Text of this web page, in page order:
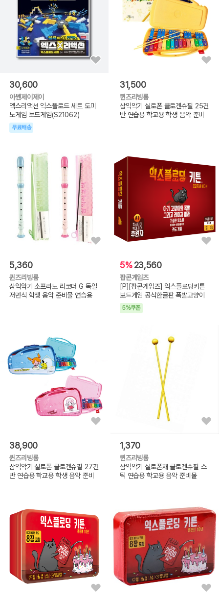
30,600
아쎈제이제이
엑스리액션 익스플로드 세트 도미
노게임 보드게임(S21062)
무료배송
31,500
퀸즈리빙룸
삼익악기 실로폰 클로겐슈필 25건
반 연습용 학교용 학생 음악 준비
5,360
퀸즈리빙룸
삼익악기 소프라노 리코더 G 독일
저먼식 학생 음악 준비물 연습용
5% 23,560
팝콘게임즈
[P][팝콘게임즈] 익스플로딩키튼
보드게임 공식한글판 폭발고양이
5%쿠폰
38,900
퀸즈리빙룸
삼익악기 실로폰 클로겐슈필 27건
반 연습용 학교용 학생 음악 준비
1,370
퀸즈리빙룸
삼익악기 실로폰채 클로겐슈필 스
틱 연습용 학교용 음악 준비물